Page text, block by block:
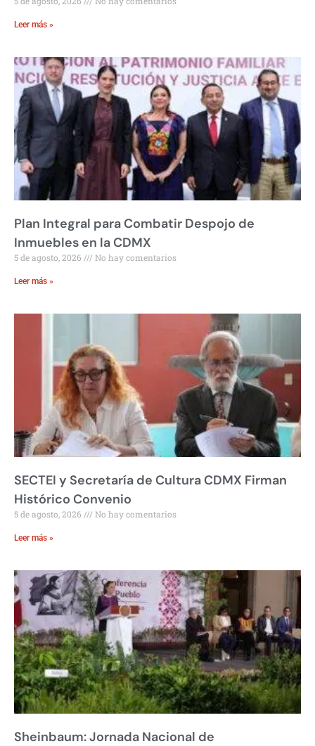
Leer más »
Plan Integral para Combatir Despojo de
Inmuebles en la CDMX
5 de agosto, 2026 No hay comentarios
Leer más »
SECTEI y Secretaría de Cultura CDMX Firman
Histórico Convenio
5 de agosto, 2026 No hay comentarios
Leer más »
Sheinbaum: Jornada Nacional de